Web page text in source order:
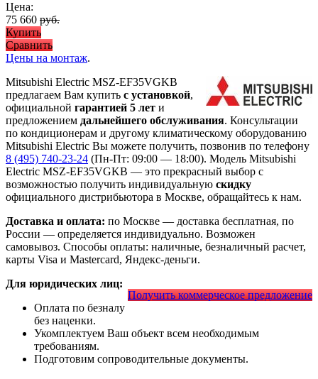
Цена:
75 660 руб.
Купить
Сравнить
Цены на монтаж.
Mitsubishi Electric MSZ-EF35VGKB
предлагаем Вам купить с установкой,
официальной гарантией 5 лет и
предложением дальнейшего обслуживания. Консультации
по кондиционерам и другому климатическому оборудованию
Mitsubishi Electric Вы можете получить, позвонив по телефону
8 (495) 740-23-24 (Пн-Пт: 09:00 — 18:00). Модель Mitsubishi
Electric MSZ-EF35VGKB — это прекрасный выбор с
возможностью получить индивидуальную скидку
официального дистрибьютора в Москве, обращайтесь к нам.
Доставка и оплата: по Москве — доставка бесплатная, по
России — определяется индивидуально. Возможен
самовывоз. Способы оплаты: наличные, безналичный расчет,
карты Visa и Mastercard, Яндекс-деньги.
Получить коммерческое предложение
Для юридических лиц:
Оплата по безналу
без наценки.
Укомплектуем Ваш объект всем необходимым
требованиям.
Подготовим сопроводительные документы.